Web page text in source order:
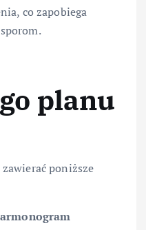
co zapobiega
planu
poniższe